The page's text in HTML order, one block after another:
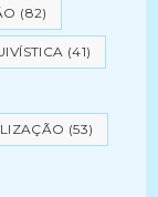
(82)
(41)
(53)